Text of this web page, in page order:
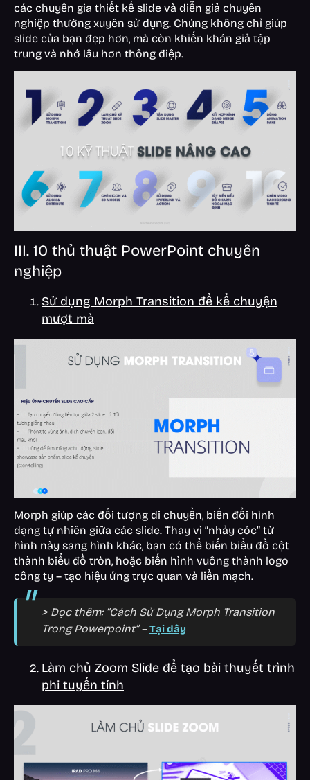
các chuyên gia thiết kế slide và diễn giả chuyên
nghiệp thường xuyên sử dụng. Chúng không chỉ giúp
slide của bạn đẹp hơn, mà còn khiến khán giả tập
trung và nhớ lâu hơn thông điệp.
III. 10 thủ thuật PowerPoint chuyên
nghiệp
Sử dụng Morph Transition để kể chuyện
mượt mà
Morph giúp các đối tượng di chuyển, biến đổi hình
dạng tự nhiên giữa các slide. Thay vì “nhảy cóc” từ
hình này sang hình khác, bạn có thể biến biểu đồ cột
thành biểu đồ tròn, hoặc biến hình vuông thành logo
công ty – tạo hiệu ứng trực quan và liền mạch.
> Đọc thêm: “Cách Sử Dụng Morph Transition
Trong Powerpoint” –Tại đây
Làm chủ Zoom Slide để tạo bài thuyết trình
phi tuyến tính